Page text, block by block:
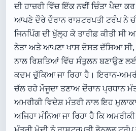
ਦੀ ਹਾਜ਼ਰੀ ਵਿੱਚ ਇੱਕ ਨਵੀਂ ਚਿੰਤਾ ਪੈਦਾ
ਆਪਣੇ ਦੌਰੇ ਦੌਰਾਨ ਰਾਸ਼ਟਰਪਤੀ ਟਰੰਪ ਨੇ
ਜਿਨਪਿੰਗ ਦੀ ਖੁੱਲ੍ਹ ਕੇ ਤਾਰੀਫ਼ ਕੀਤੀ
ਨੇਤਾ ਅਤੇ ਆਪਣਾ ਖਾਸ ਦੋਸਤ ਦੱਸਿਆ ਸੀ,
ਨਾਲ ਰਿਸ਼ਤਿਆਂ ਵਿੱਚ ਸੰਤੁਲਨ ਬਣਾਉਣ
ਕਦਮ ਚੁੱਕਿਆ ਜਾ ਰਿਹਾ ਹੈ। ਇਰਾਨ-
ਚੱਲ ਰਹੇ ਮੌਜੂਦਾ ਤਣਾਅ ਦੌਰਾਨ ਪ੍ਰਧਾਨ
ਅਮਰੀਕੀ ਵਿਦੇਸ਼ ਮੰਤਰੀ ਨਾਲ ਇਹ
ਅਜਿਹਾ ਮੰਨਿਆ ਜਾ ਰਿਹਾ ਹੈ ਕਿ